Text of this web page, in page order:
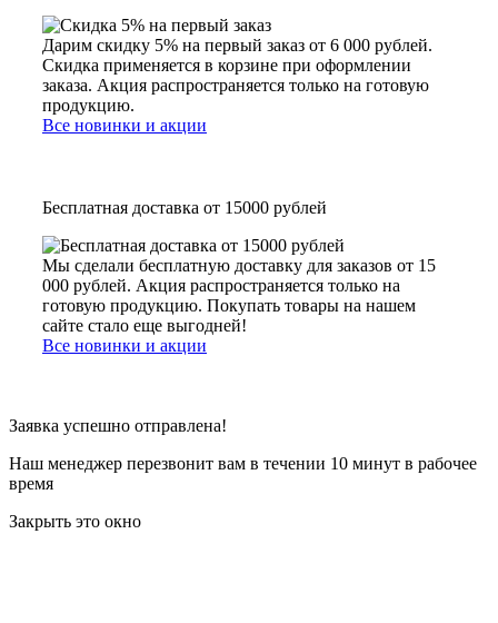
Дарим скидку 5% на первый заказ от 6 000 рублей.
Скидка применяется в корзине при оформлении
заказа. Акция распространяется только на готовую
продукцию.
Все новинки и акции
Бесплатная доставка от 15000 рублей
Мы сделали бесплатную доставку для заказов от 15
000 рублей. Акция распространяется только на
готовую продукцию. Покупать товары на нашем
сайте стало еще выгодней!
Все новинки и акции
Заявка успешно отправлена!
Наш менеджер перезвонит вам в течении 10 минут в рабочее
время
Закрыть это окно